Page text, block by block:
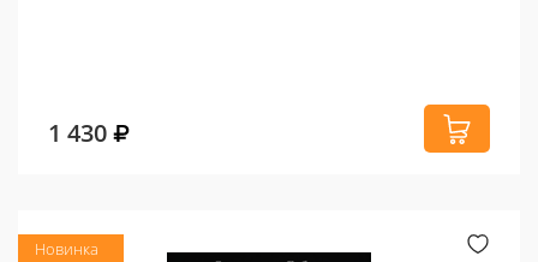
1 430
Новинка